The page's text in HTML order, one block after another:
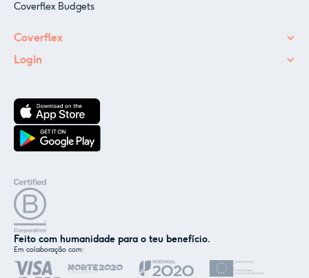
Coverflex Budgets
Coverflex
Login
Feito com humanidade para o teu benefício.
Em colaboração com:
Nós e os nossos parceiros usamos cookies ou